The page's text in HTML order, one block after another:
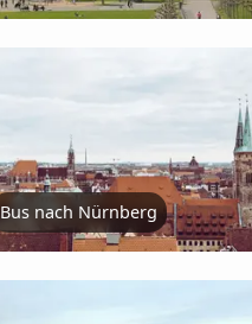
Bus nach Nürnberg